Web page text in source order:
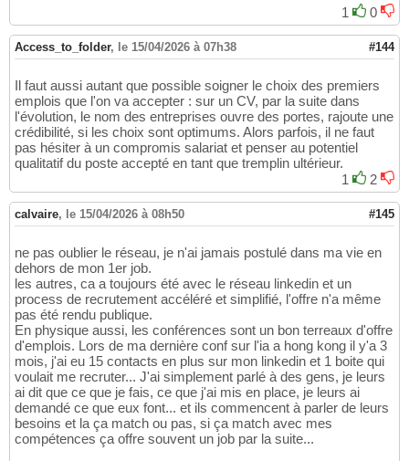
1
0
Access_to_folder, le 15/04/2026 à 07h38 #144
Il faut aussi autant que possible soigner le choix des premiers
emplois que l'on va accepter : sur un CV, par la suite dans
l'évolution, le nom des entreprises ouvre des portes, rajoute une
crédibilité, si les choix sont optimums. Alors parfois, il ne faut
pas hésiter à un compromis salariat et penser au potentiel
qualitatif du poste accepté en tant que tremplin ultérieur.
1
2
calvaire, le 15/04/2026 à 08h50 #145
ne pas oublier le réseau, je n'ai jamais postulé dans ma vie en
dehors de mon 1er job.
les autres, ca a toujours été avec le réseau linkedin et un
process de recrutement accéléré et simplifié, l'offre n'a même
pas été rendu publique.
En physique aussi, les conférences sont un bon terreaux d'offre
d'emplois. Lors de ma dernière conf sur l'ia a hong kong il y'a 3
mois, j'ai eu 15 contacts en plus sur mon linkedin et 1 boite qui
voulait me recruter... J'ai simplement parlé à des gens, je leurs
ai dit que ce que je fais, ce que j'ai mis en place, je leurs ai
demandé ce que eux font... et ils commencent à parler de leurs
besoins et la ça match ou pas, si ça match avec mes
compétences ça offre souvent un job par la suite...